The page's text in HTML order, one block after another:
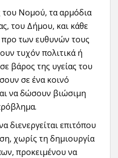
του Νομού, τα αρμόδια
του Δήμου, και κάθε
των ευθυνών τους
τυχόν πολιτικά ή
βάρος της υγείας του
σε ένα κοινό
να δώσουν βιώσιμη
διενεργείται επιτόπου
χωρίς τη δημιουργία
προκειμένου να